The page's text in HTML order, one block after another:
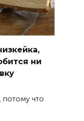
ни
что